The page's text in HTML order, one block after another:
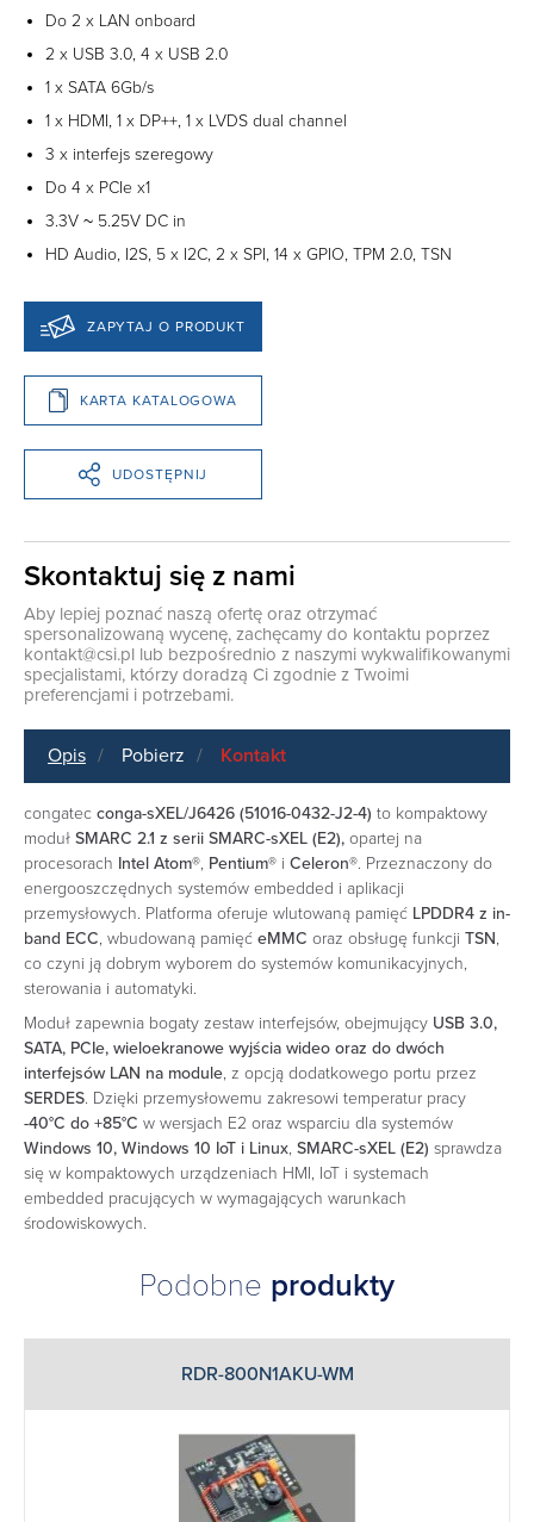
Do 2 x LAN onboard
2 x USB 3.0, 4 x USB 2.0
1 x SATA 6Gb/s
1 x HDMI, 1 x DP++, 1 x LVDS dual channel
3 x interfejs szeregowy
Do 4 x PCIe x1
3.3V ~ 5.25V DC in
HD Audio, I2S, 5 x I2C, 2 x SPI, 14 x GPIO, TPM 2.0, TSN
ZAPYTAJ O PRODUKT
KARTA KATALOGOWA
UDOSTĘPNIJ
Skontaktuj się z nami
Aby lepiej poznać naszą ofertę oraz otrzymać
spersonalizowaną wycenę, zachęcamy do kontaktu poprzez
kontakt@csi.pl lub bezpośrednio z naszymi wykwalifikowanymi
specjalistami, którzy doradzą Ci zgodnie z Twoimi
preferencjami i potrzebami.
Opis Pobierz Kontakt
congatec conga-sXEL/J6426 (51016-0432-J2-4) to kompaktowy
moduł SMARC 2.1 z serii SMARC-sXEL (E2), opartej na
procesorach Intel Atom®, Pentium® i Celeron®. Przeznaczony do
energooszczędnych systemów embedded i aplikacji
przemysłowych. Platforma oferuje wlutowaną pamięć LPDDR4 z in-
band ECC, wbudowaną pamięć eMMC oraz obsługę funkcji TSN,
co czyni ją dobrym wyborem do systemów komunikacyjnych,
sterowania i automatyki.
Moduł zapewnia bogaty zestaw interfejsów, obejmujący USB 3.0,
SATA, PCIe, wieloekranowe wyjścia wideo oraz do dwóch
interfejsów LAN na module, z opcją dodatkowego portu przez
SERDES. Dzięki przemysłowemu zakresowi temperatur pracy
-40°C do +85°C w wersjach E2 oraz wsparciu dla systemów
Windows 10, Windows 10 IoT i Linux, SMARC-sXEL (E2) sprawdza
się w kompaktowych urządzeniach HMI, IoT i systemach
embedded pracujących w wymagających warunkach
środowiskowych.
Podobne produkty
RDR-800N1AKU-WM